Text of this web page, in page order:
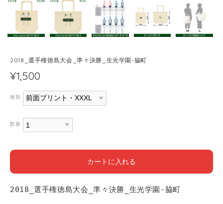
2018_選手権徳島大会_準々決勝_生光学園-脇町
¥1,500
種類
数量
カートに入れる
2018_選手権徳島大会_準々決勝_生光学園-脇町